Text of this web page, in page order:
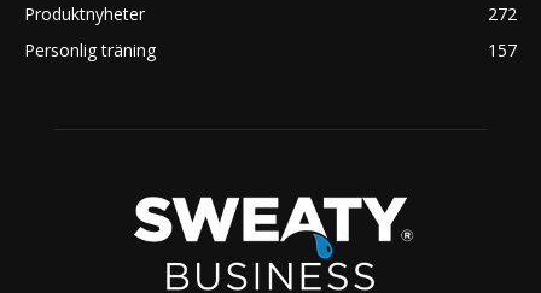
Produktnyheter
272
Personlig träning
157